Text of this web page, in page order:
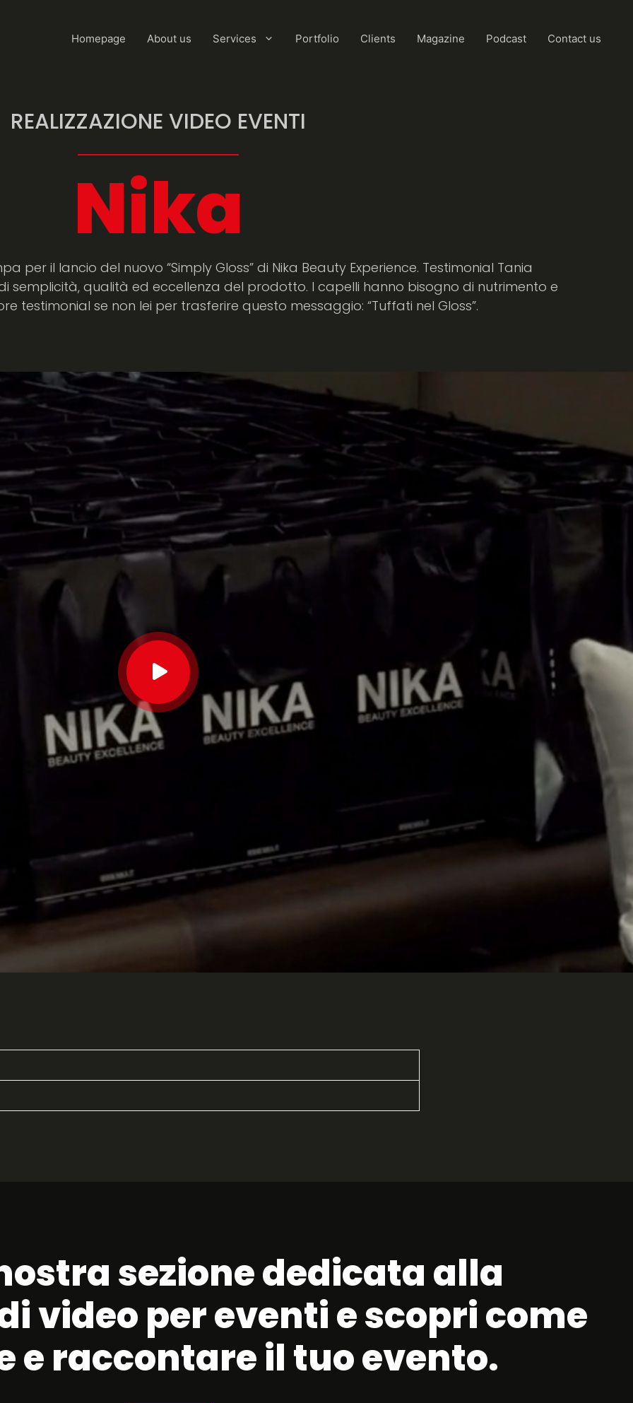
Homepage About us Services Portfolio Clients Magazine Podcast Contact us
REALIZZAZIONE VIDEO EVENTI
Nika
per il lancio del nuovo “Simply Gloss” di Nika Beauty Experience. Testimonial Tania
semplicità, qualità ed eccellenza del prodotto. I capelli hanno bisogno di nutrimento e
testimonial se non lei per trasferire questo messaggio: “Tuffati nel Gloss”.
sezione dedicata alla
video per eventi e scopri come
e raccontare il tuo evento.